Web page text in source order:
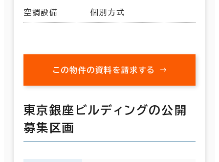
空調設備 個別方式
この物件の資料を請求する
東京銀座ビルディングの公開
募集区画